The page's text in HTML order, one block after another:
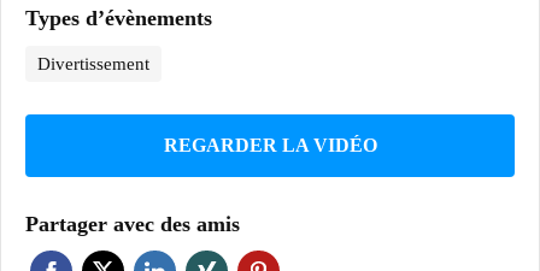
Types d’évènements
Divertissement
REGARDER LA VIDÉO
Partager avec des amis